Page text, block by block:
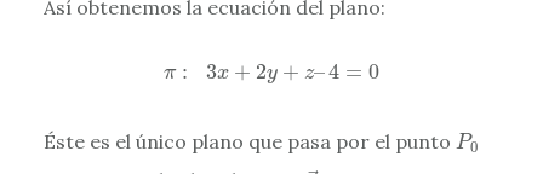
Así obtenemos la ecuación del plano:
π : 3x + 2y + z–4 = 0
π:3x + 2y+ z –4 =0
Éste es el único plano que pasa por el punto P0
P0